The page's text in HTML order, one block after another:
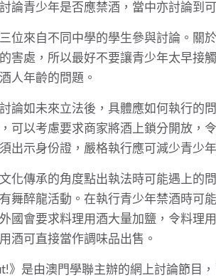
論青少年是否應禁酒，當中亦討論到
位來自不同中學的學生參與討論。關
害處，所以最好不要讓青少年太早接
人年齡的問題。
論如未來立法後，具體應如何執行的
可以考慮要求商家將酒上鎖分開放，
出示身份證，嚴格執行應可減少青少年
化傳承的角度點出執法時可能遇上的
舞醉龍活動。在執行青少年禁酒時可
國會要求料理用酒大量加鹽，令料理
酒可直接當作調味品出售。
》是由澳門學聯主辦的網上討論節目